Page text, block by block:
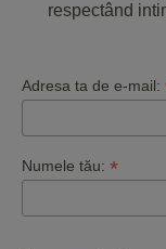
respectând
Adresa ta de e-mail:
Numele tău: *